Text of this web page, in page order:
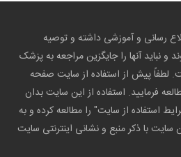
رسانی و آموزشی داشته و توصیه
آنها را جایگزین مراجعه به پزشک
پیش از استفاده از سایت صفحه
فرمایید. استفاده از این سایت بدان
استفاده از سایت" را مطالعه کرده و به
سایت با ذکر منبع و نشانی اینترنتی سایت